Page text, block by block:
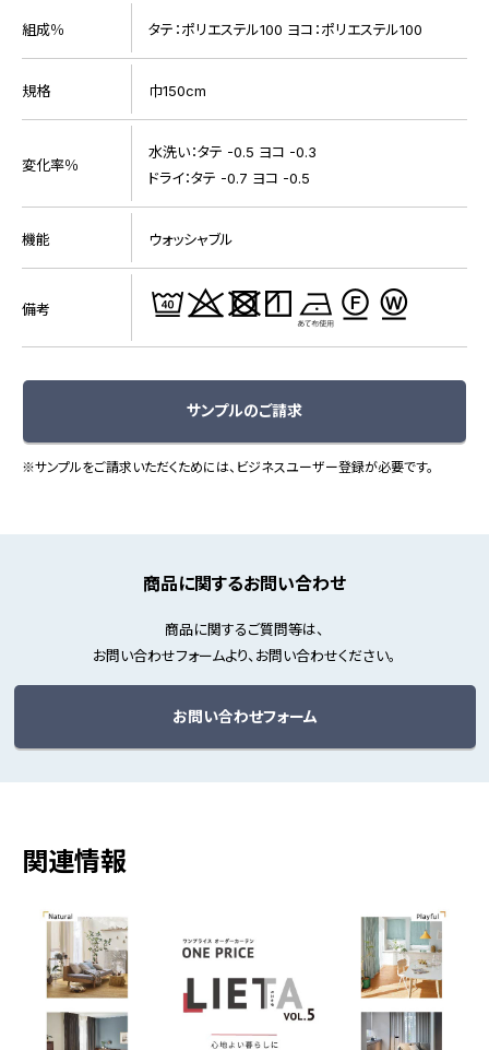
組成％ タテ：ポリエステル100 ヨコ：ポリエステル100
規格 巾150cm
変化率％
水洗い：タテ -0.5 ヨコ -0.3
ドライ：タテ -0.7 ヨコ -0.5
機能 ウォッシャブル
備考
サンプルのご請求
※サンプルをご請求いただくためには、ビジネスユーザー登録が必要です。
商品に関するお問い合わせ
商品に関するご質問等は、
お問い合わせフォームより、お問い合わせください。
お問い合わせフォーム
関連情報